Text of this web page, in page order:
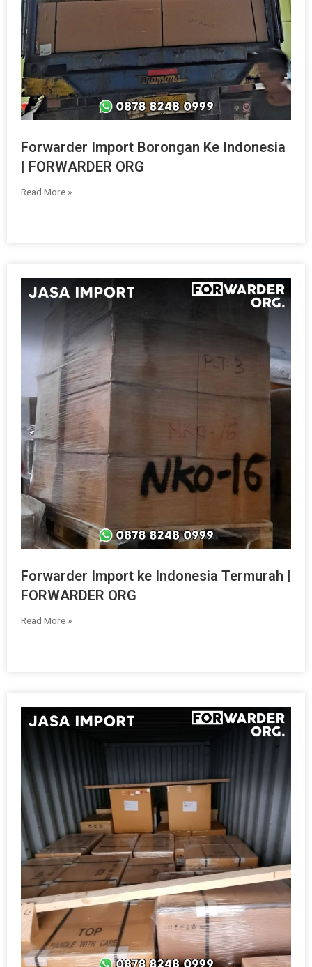
Forwarder Import Borongan Ke Indonesia
| FORWARDER ORG
Read More »
Forwarder Import ke Indonesia Termurah |
FORWARDER ORG
Read More »